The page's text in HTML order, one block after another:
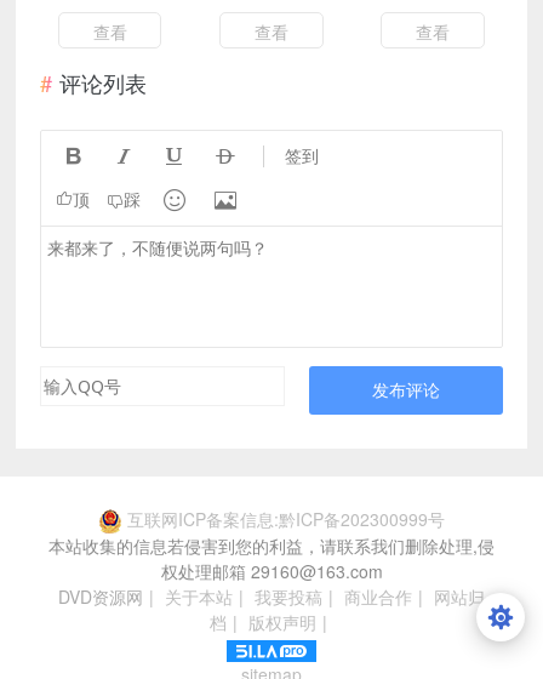
查看 查看 查看
评论列表
    签到
顶 踩  
发布评论
互联网ICP备案信息:黔ICP备202300999号
本站收集的信息若侵害到您的利益，请联系我们删除处理,侵
权处理邮箱 29160@163.com
DVD资源网 | 关于本站 | 我要投稿 | 商业合作 | 网站归
档 | 版权声明 |
sitemap